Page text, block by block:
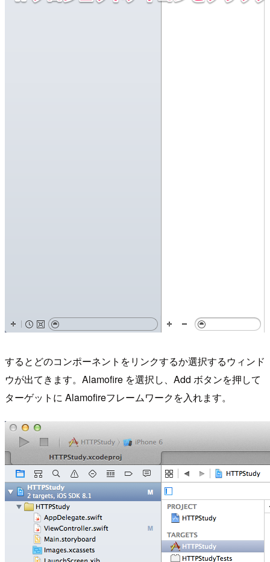
するとどのコンポーネントをリンクするか選択するウィンド
ウが出てきます。Alamofire を選択し、Add ボタンを押して
ターゲットに Alamofireフレームワークを入れます。